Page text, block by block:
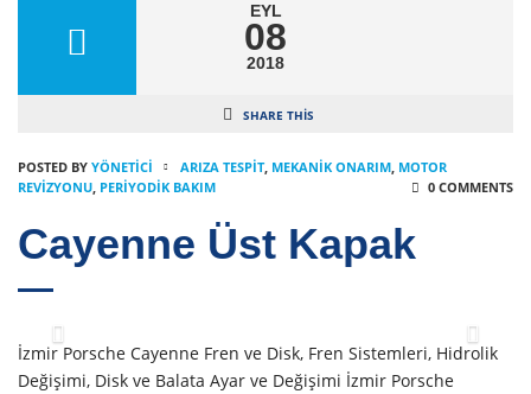
EYL
08
2018
SHARE THIS
POSTED BY YÖNETICI ARIZA TESPIT, MEKANIK ONARIM, MOTOR
REVIZYONU, PERIYODIK BAKIM 0 COMMENTS
Cayenne Üst Kapak
İzmir Porsche Cayenne Fren ve Disk, Fren Sistemleri, Hidrolik
Değişimi, Disk ve Balata Ayar ve Değişimi İzmir Porsche